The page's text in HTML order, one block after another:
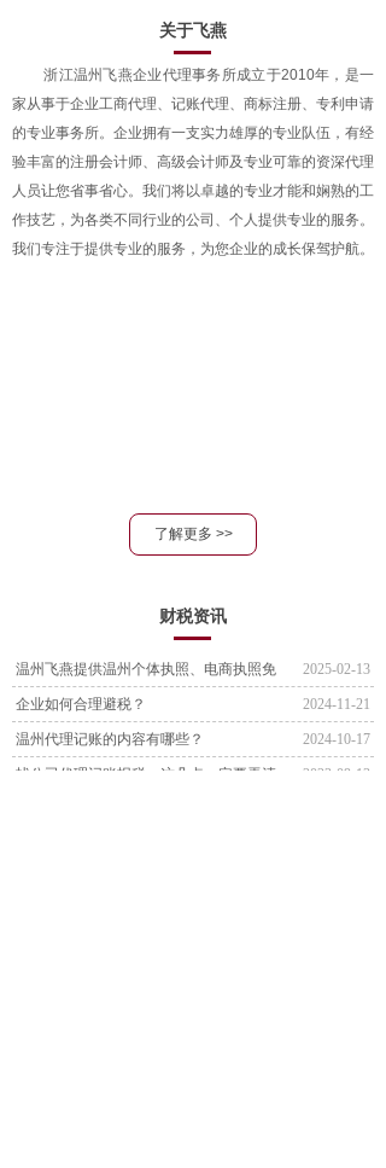
关于飞燕
浙江温州飞燕企业代理事务所成立于2010年，是一
家从事于企业工商代理、记账代理、商标注册、专利申请
的专业事务所。企业拥有一支实力雄厚的专业队伍，有经
验丰富的注册会计师、高级会计师及专业可靠的资深代理
人员让您省事省心。我们将以卓越的专业才能和娴熟的工
作技艺，为各类不同行业的公司、个人提供专业的服务。
我们专注于提供专业的服务，为您企业的成长保驾护航。
了解更多 >>
财税资讯
温州飞燕提供温州个体执照、电商执照免 2025-02-13
企业如何合理避税？ 2024-11-21
温州代理记账的内容有哪些？ 2024-10-17
找公司代理记账报税，这几点一定要弄清 2023-09-13